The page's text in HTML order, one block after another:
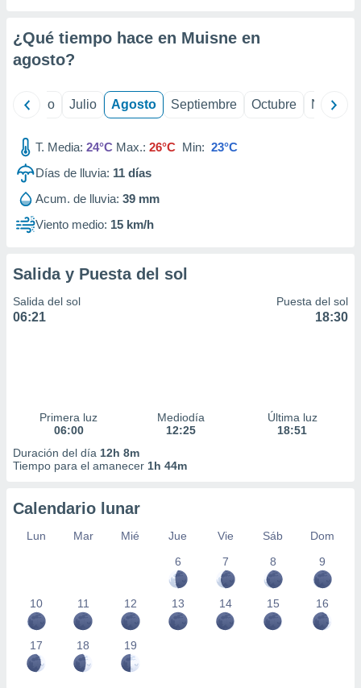
e
de
¿Qué tiempo hace en Muisne en
agosto?
Junio Julio Agosto Septiembre Octubre
T. Media: 24°C Max.: 26°C Min: 23°C
Días de lluvia: 11 días
Acum. de lluvia: 39 mm
Viento medio: 15 km/h
Salida y Puesta del sol
Salida del sol
06:21
Puesta del sol
18:30
Primera luz
06:00
Mediodía
12:25
Última luz
18:51
Duración del día 12h 8m
Tiempo para el amanecer 1h 44m
Calendario lunar
Lun Mar Mié Jue Vie Sáb
Dom
6
7 8 9
10 11 12 13 14 15 16
17 18 19